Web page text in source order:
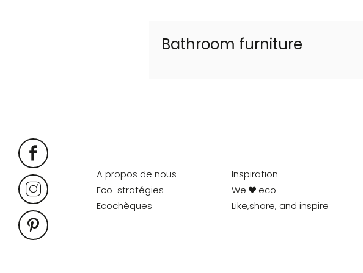
Bathroom furniture
A propos de nous
Eco-stratégies
Ecochèques
Inspiration
We
eco
Like,share, and inspire